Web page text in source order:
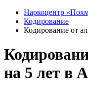
Наркоцентр
Кодирование
Кодирование от
на 5 лет в